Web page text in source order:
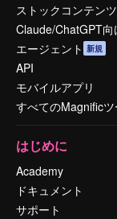
ストックコンテンツ
Claude/ChatGPT向
エージェント 新規
API
モバイルアプリ
すべてのMagnific
はじめに
Academy
ドキュメント
サポート